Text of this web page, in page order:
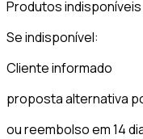
Produtos
Se indisponível:
Cliente informado
proposta alternativa
ou reembolso em 14